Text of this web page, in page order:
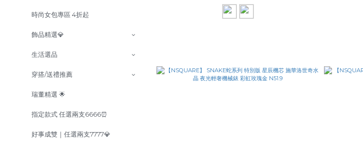
時尚女包專區 4折起
飾品精選💎
生活選品
穿搭/送禮推薦
瑞董精選 🌟
指定款式 任選兩支6666⏰
好事成雙｜任選兩支7777💎